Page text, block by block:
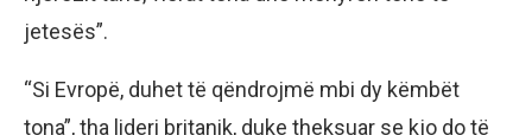
jetesës”.
“Si Evropë, duhet të qëndrojmë mbi dy këmbët
tona”, tha lideri britanik, duke theksuar se kjo do të